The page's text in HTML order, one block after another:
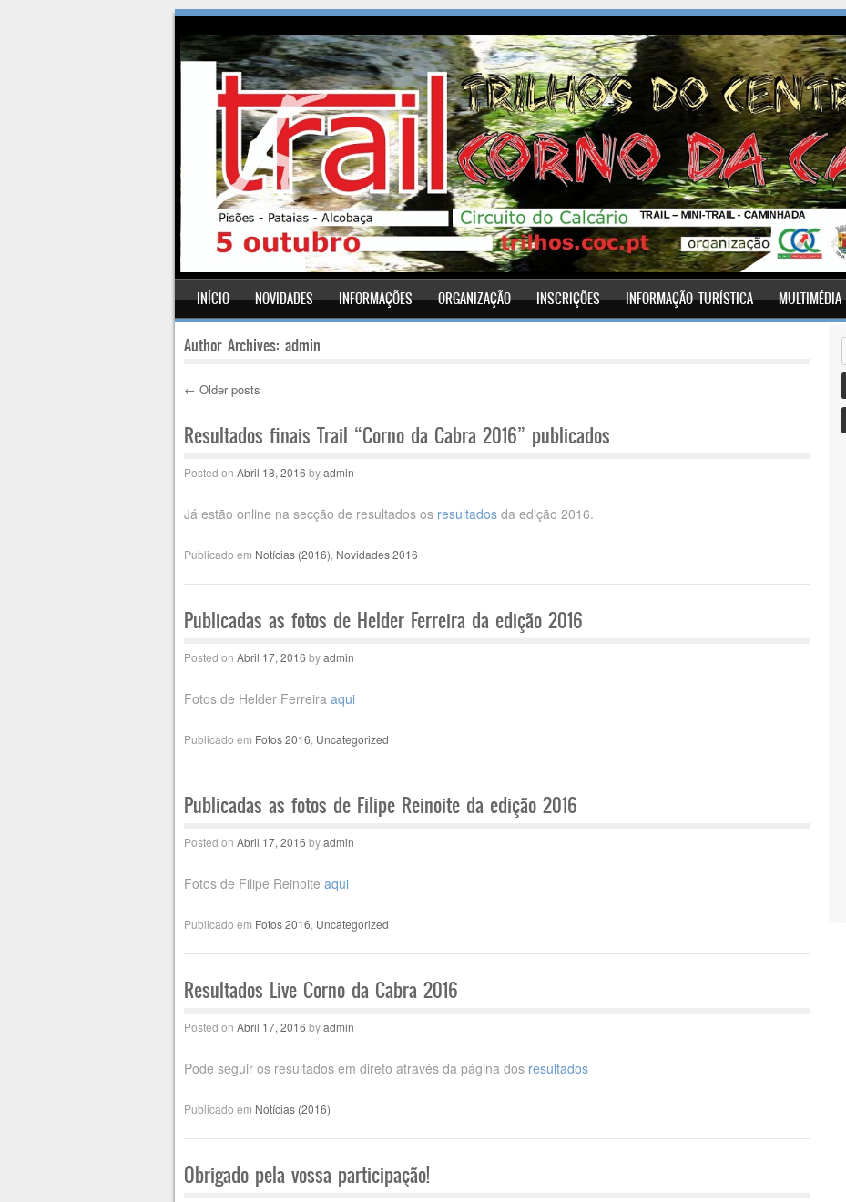
Menu
SKIP TO CONTENT
INÍCIO NOVIDADES INFORMAÇÕES ORGANIZAÇÃO INSCRIÇÕES INFORMAÇÃO TURÍSTICA MULTIMÉDIA
Author Archives: admin
Post navigation
← Older posts
Resultados finais Trail “Corno da Cabra 2016” publicados
Posted on Abril 18, 2016 byadmin
Já estão online na secção de resultados os resultados da edição 2016.
Publicado em Notícias (2016) Novidades 2016
Publicadas as fotos de Helder Ferreira da edição 2016
Posted on Abril 17, 2016 byadmin
Fotos de Helder Ferreira aqui
Publicado em Fotos 2016 Uncategorized
Publicadas as fotos de Filipe Reinoite da edição 2016
Posted on Abril 17, 2016 byadmin
Fotos de Filipe Reinoite aqui
Publicado em Fotos 2016 Uncategorized
Resultados Live Corno da Cabra 2016
Posted on Abril 17, 2016 byadmin
Pode seguir os resultados em direto através da página dos resultados
Publicado em Notícias (2016)
Obrigado pela vossa participação!